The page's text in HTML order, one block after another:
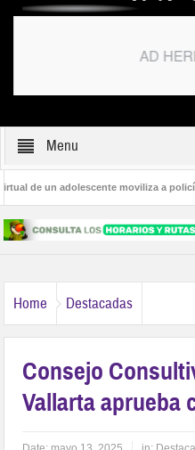
Menu
de un adolescente moviliza a policías
Avanza la regulación de
Home Destacadas
Consejo
Vallarta aprueba